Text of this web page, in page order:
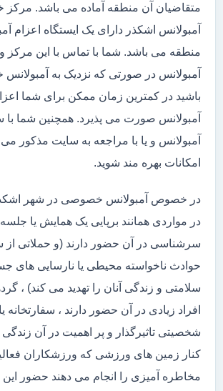
متقاضیان آن منطقه آماده می باشد. مرکز
آمبولانس اشکذر دارای یک ایستگاه اعزام
منطقه می باشد. شما با تماس با این
آمبولانس در صورتی که نزدیک به
باشید در کمترین زمان ممکن برای شما
آمبولانس صورت می پذیرد. همچنین شما با
آمبولانس و یا با مراجعه به سایت مذکور می
امکانات بهره مند شوید.
در خصوص آمبولانس خصوصی در شهر
در مواردی همانند برپایی یک همایش یا
سرشناسی در آن حضور دارند (و حملاتی از
حوادث ناخواسته محیطی یا نارسایی های
سلامتی و زندگی آنان را تهدید می کند) ،
افراد زیادی در آن حضور دارند ، سفارتخانه
شخصیتی تاثیرگذار و پر اهمیت در آن زندگی
کنار زمین های ورزشی که ورزشکاران
مخاطره آمیزی را انجام می دهند حضور این